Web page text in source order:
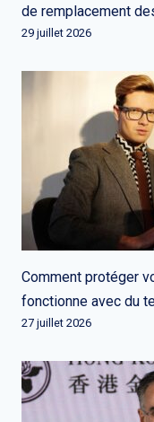
de remplacement
29 juillet 2026
Comment protéger
fonctionne avec du
27 juillet 2026